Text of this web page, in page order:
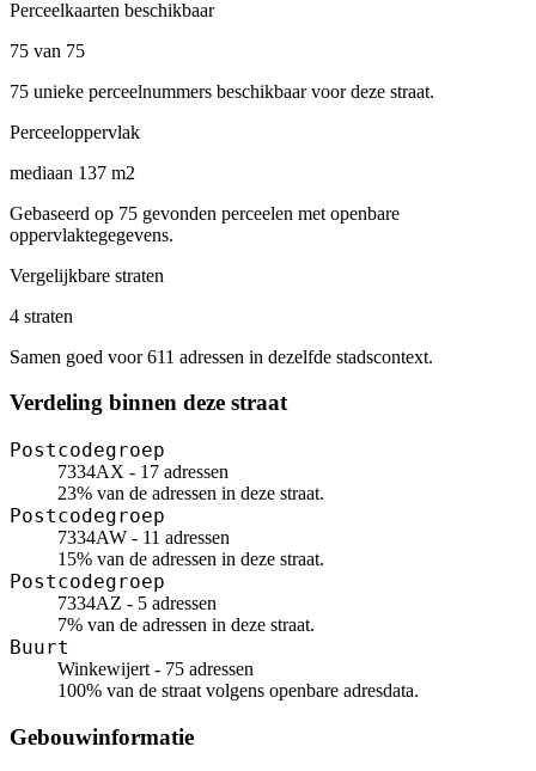
Perceelkaarten beschikbaar
75 van 75
75 unieke perceelnummers beschikbaar voor deze straat.
Perceeloppervlak
mediaan 137 m2
Gebaseerd op 75 gevonden perceelen met openbare
oppervlaktegegevens.
Vergelijkbare straten
4 straten
Samen goed voor 611 adressen in dezelfde stadscontext.
Verdeling binnen deze straat
Postcodegroep
7334AX - 17 adressen
23% van de adressen in deze straat.
Postcodegroep
7334AW - 11 adressen
15% van de adressen in deze straat.
Postcodegroep
7334AZ - 5 adressen
7% van de adressen in deze straat.
Buurt
Winkewijert - 75 adressen
100% van de straat volgens openbare adresdata.
Gebouwinformatie